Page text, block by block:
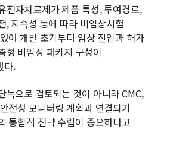
전자치료제가 제품 특성, 투여경로,
, 지속성 등에 따라 비임상시험
어 개발 초기부터 임상 진입과 허가
형 비임상 패키지 구성이
다.
독으로 검토되는 것이 아니라 CMC,
전성 모니터링 계획과 연결되기
통합적 전략 수립이 중요하다고